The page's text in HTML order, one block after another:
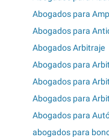
Abogados para
Abogados para
Abogados Arbitraje
Abogados para
Abogados para
Abogados para
Abogados para
abogados para